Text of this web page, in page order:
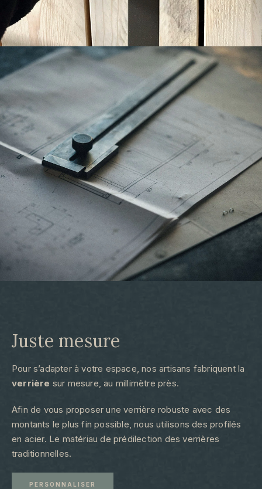
Juste mesure​
Pour s’adapter à votre espace, nos artisans fabriquent la
verrière sur mesure, au millimètre près.
Afin de vous proposer une verrière robuste avec des
montants le plus fin possible, nous utilisons des profilés
en acier. Le matériau de prédilection des verrières
traditionnelles.
PERSONNALISER